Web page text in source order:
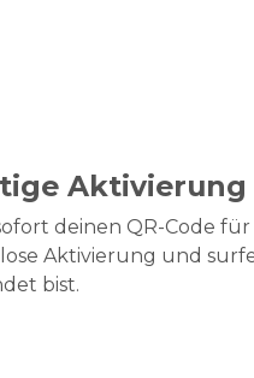
Aktivierung
deinen QR-Code für
Aktivierung und surfe
bist.